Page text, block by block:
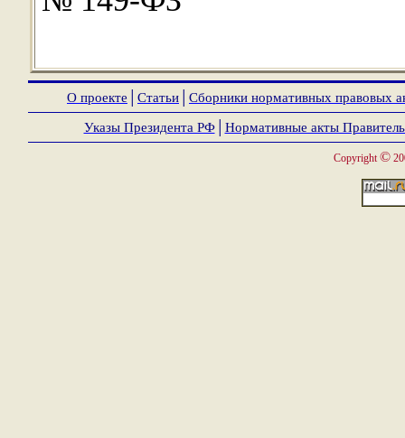
О проекте Статьи Сборники нормативных правовых
Указы Президента РФ│ Нормативные акты
Copyright ©